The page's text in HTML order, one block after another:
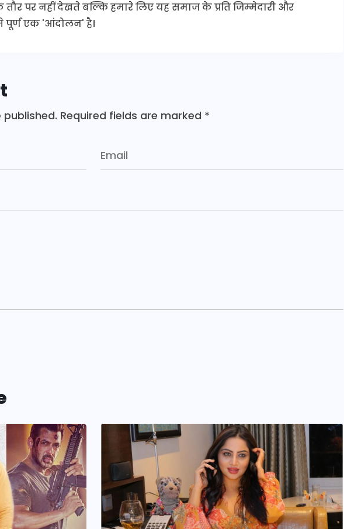
तौर पर नहीं देखते बल्कि हमारे लिए यह समाज के प्रति जिम्मेदारी और
पूर्ण एक 'आंदोलन' है।
Required fields are marked *